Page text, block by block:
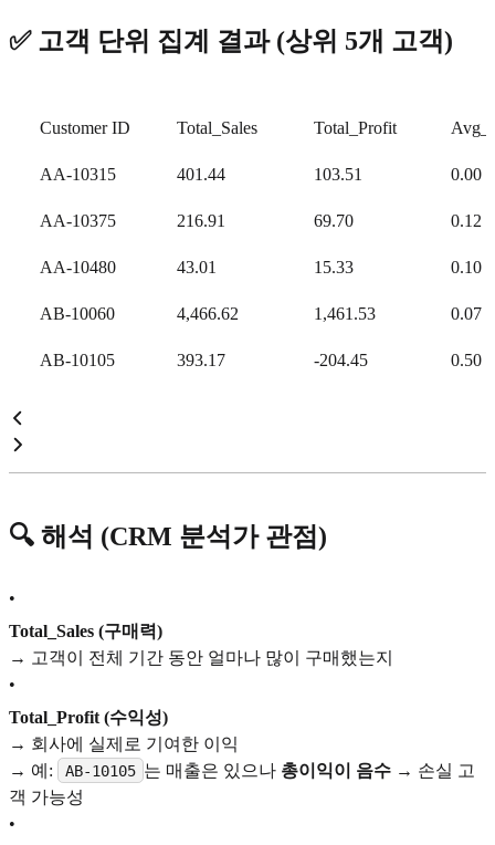
✅ 고객 단위 집계 결과 (상위 5개 고객)
Customer ID Total_Sales Total_Profit
AA-10315 401.44 103.51 0.00
AA-10375 216.91 69.70 0.12
AA-10480 43.01 15.33 0.10
AB-10060 4,466.62 1,461.53 0.07
AB-10105 393.17 -204.45 0.50
🔍 해석 (CRM 분석가 관점)
•
Total_Sales (구매력)
→ 고객이 전체 기간 동안 얼마나 많이 구매했는지
•
Total_Profit (수익성)
→ 회사에 실제로 기여한 이익
→ 예:
AB-10105 는 매출은 있으나 총이익이 음수 → 손실 고
객 가능성
•